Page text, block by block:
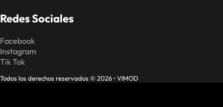
Redes Sociales
Facebook
Instagram
Tik Tok
Todos los derechos reservados © 2026 • VIMOD